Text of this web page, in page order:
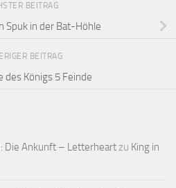
BEITRAG
Spuk in der Bat-Höhle
BEITRAG
des Königs 5 Feinde
Die Ankunft – Letterheartzu King in